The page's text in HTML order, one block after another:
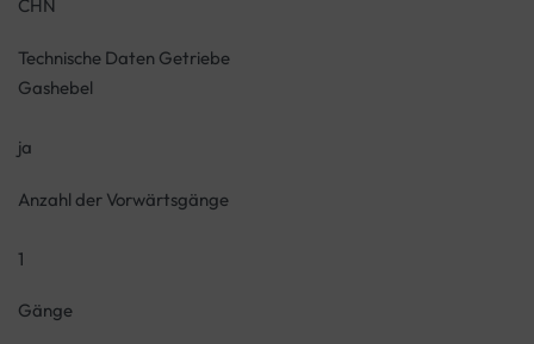
CHN
Technische Daten Getriebe
Gashebel
ja
Anzahl der Vorwärtsgänge
1
Gänge